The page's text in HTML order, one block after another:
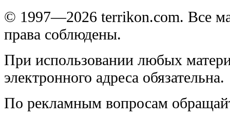
© 1997—2026 terrikon.com. Все
права соблюдены.
При использовании любых
электронного адреса обязательна.
По рекламным вопросам